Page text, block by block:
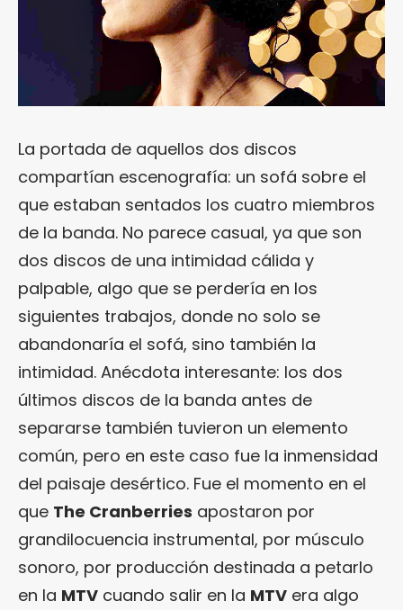
La portada de aquellos dos discos
compartían escenografía: un sofá sobre el
que estaban sentados los cuatro miembros
de la banda. No parece casual, ya que son
dos discos de una intimidad cálida y
palpable, algo que se perdería en los
siguientes trabajos, donde no solo se
abandonaría el sofá, sino también la
intimidad. Anécdota interesante: los dos
últimos discos de la banda antes de
separarse también tuvieron un elemento
común, pero en este caso fue la inmensidad
del paisaje desértico. Fue el momento en el
que The Cranberries apostaron por
grandilocuencia instrumental, por músculo
sonoro, por producción destinada a petarlo
en la MTV cuando salir en la MTV era algo